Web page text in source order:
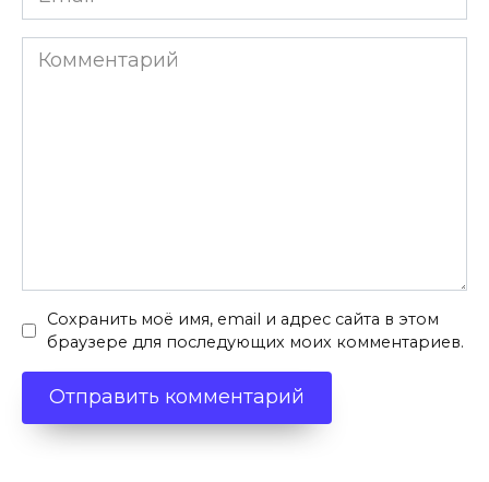
*
Комментарий
Сохранить моё имя, email и адрес сайта в этом
браузере для последующих моих комментариев.